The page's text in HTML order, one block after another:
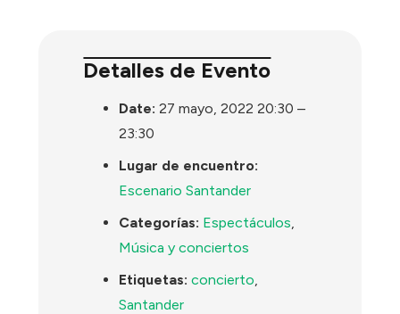
Detalles de Evento
Date: 27 mayo, 2022 20:30 –
23:30
Lugar de encuentro:
Escenario Santander
Categorías: Espectáculos
Música y conciertos
Etiquetas: concierto
Santander